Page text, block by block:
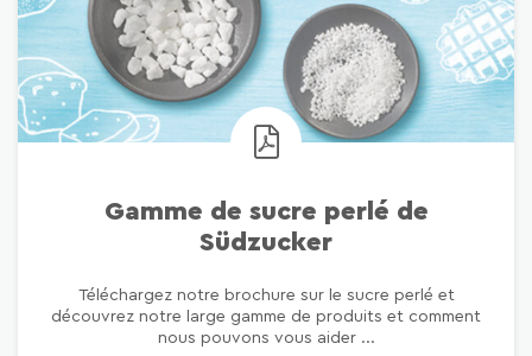
Gamme de sucre perlé de
Südzucker
Téléchargez notre brochure sur le sucre perlé et
découvrez notre large gamme de produits et comment
nous pouvons vous aider ...